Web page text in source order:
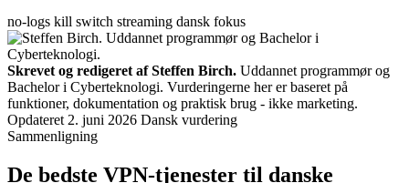
no-logs kill switch streaming dansk fokus
Skrevet og redigeret af Steffen Birch. Uddannet programmør og
Bachelor i Cyberteknologi. Vurderingerne her er baseret på
funktioner, dokumentation og praktisk brug - ikke marketing.
Opdateret 2. juni 2026 Dansk vurdering
Sammenligning
De bedste VPN-tjenester til danske